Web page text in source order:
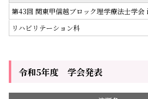
第43回 関東甲信越ブロック理学療法士学
リハビリテーション科
令和5年度 学会発表